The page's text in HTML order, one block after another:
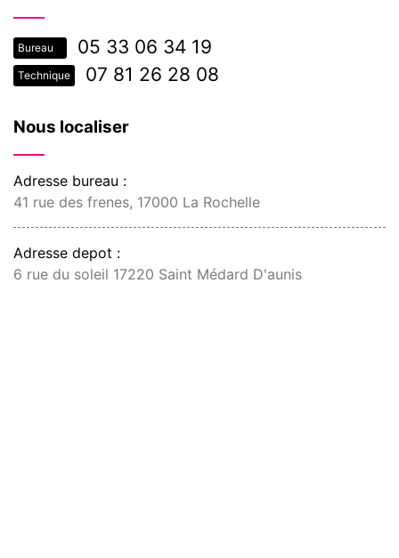
Bureau 05 33 06 34 19
Technique 07 81 26 28 08
Nous localiser
Adresse bureau :
41 rue des frenes, 17000 La Rochelle
Adresse depot :
6 rue du soleil 17220 Saint Médard D'aunis